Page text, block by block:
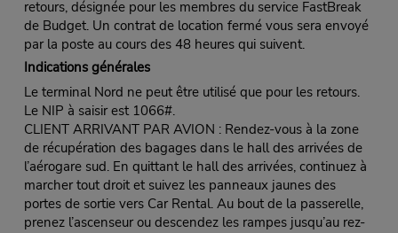
retours, désignée pour les membres du service FastBreak
de Budget. Un contrat de location fermé vous sera envoyé
par la poste au cours des 48 heures qui suivent.
Indications générales
Le terminal Nord ne peut être utilisé que pour les retours.
Le NIP à saisir est 1066#.
CLIENT ARRIVANT PAR AVION : Rendez-vous à la zone
de récupération des bagages dans le hall des arrivées de
l’aérogare sud. En quittant le hall des arrivées, continuez à
marcher tout droit et suivez les panneaux jaunes des
portes de sortie vers Car Rental. Au bout de la passerelle,
prenez l’ascenseur ou descendez les rampes jusqu’au rez-